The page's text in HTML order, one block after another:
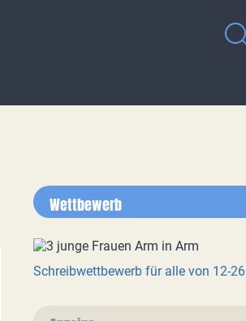
Wettbewerb
Schreibwettbewerb für alle von 12-26